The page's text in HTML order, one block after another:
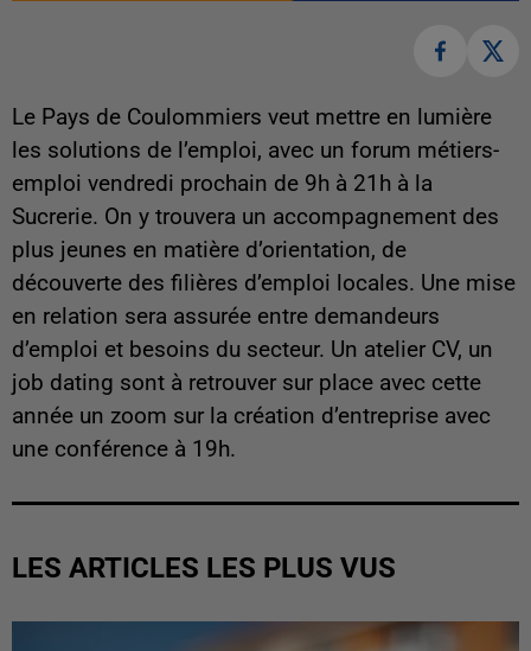
Le Pays de Coulommiers veut mettre en lumière
les solutions de l’emploi, avec un forum métiers-
emploi vendredi prochain de 9h à 21h à la
Sucrerie. On y trouvera un accompagnement des
plus jeunes en matière d’orientation, de
découverte des filières d’emploi locales. Une mise
en relation sera assurée entre demandeurs
d’emploi et besoins du secteur. Un atelier CV, un
job dating sont à retrouver sur place avec cette
année un zoom sur la création d’entreprise avec
une conférence à 19h.
LES ARTICLES LES PLUS VUS